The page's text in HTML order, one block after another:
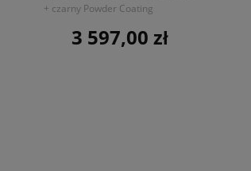
+ czarny Powder Coating
Cena
3 597,00 zł